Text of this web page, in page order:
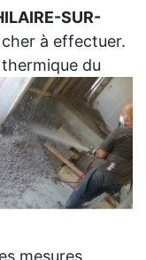
SUR-
à effectuer.
thermique du
mesures